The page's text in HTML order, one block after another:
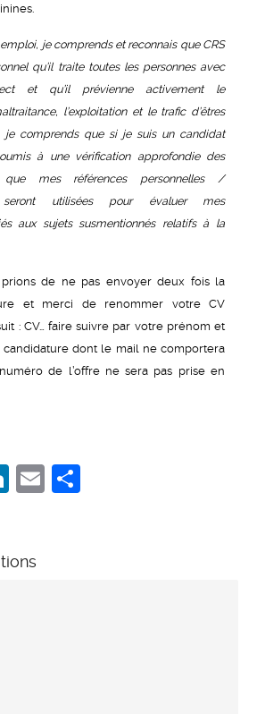
je comprends et reconnais que CRS
qu’il traite toutes les personnes avec
et qu’il prévienne activement le
l’exploitation et le trafic d’êtres
je comprends que si je suis un candidat
à une vérification approfondie des
mes références personnelles /
seront utilisées pour évaluer mes
aux sujets susmentionnés relatifs à la
de ne pas envoyer deux fois la
et merci de renommer votre CV
: CV… faire suivre par votre prénom et
candidature dont le mail ne comportera
de l’offre ne sera pas prise en
LinkedIn
Email